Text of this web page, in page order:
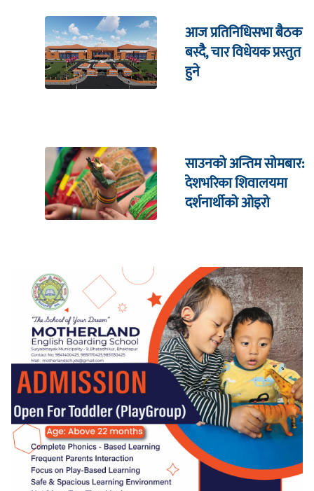
आज प्रतिनिधिसभा बैठक
बस्दैै, चार विधेयक प्रस्तुत
हुने
साउनको अन्तिम सोमबार:
देशभरिका शिवालयमा
दर्शनार्थीको ओइरो